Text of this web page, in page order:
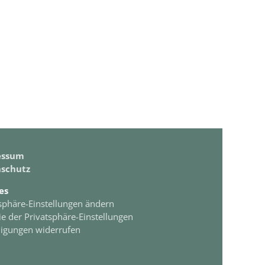
Einstellungen ändern
der Privatsphäre-Einstellungen
widerrufen